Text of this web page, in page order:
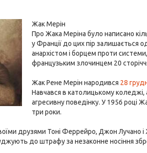
Жак Мерін
Про Жака Меріна було написано
у Франції до цих пір залишається
анархістом і борцем проти
французьким злочинцем 20
Жак Рене Мерін народився 28
Навчався в католицькому коледжі,
агресивну поведінку. У 1956 році
три роки.
друзями Тоні Феррейро, Джон Лучано
до штрафу за незаконне носіння